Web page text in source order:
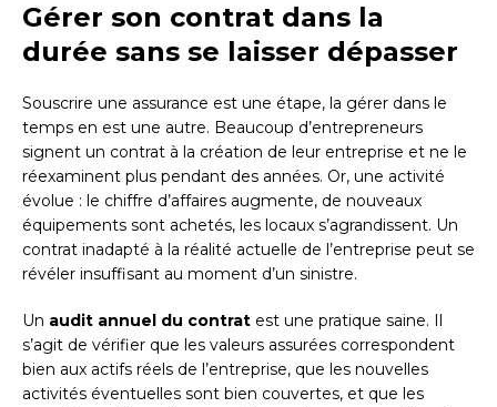
Gérer son contrat dans la
durée sans se laisser dépasser
Souscrire une assurance est une étape, la gérer dans le
temps en est une autre. Beaucoup d’entrepreneurs
signent un contrat à la création de leur entreprise et ne le
réexaminent plus pendant des années. Or, une activité
évolue : le chiffre d’affaires augmente, de nouveaux
équipements sont achetés, les locaux s’agrandissent. Un
contrat inadapté à la réalité actuelle de l’entreprise peut se
révéler insuffisant au moment d’un sinistre.
Un audit annuel du contrat est une pratique saine. Il
s’agit de vérifier que les valeurs assurées correspondent
bien aux actifs réels de l’entreprise, que les nouvelles
activités éventuelles sont bien couvertes, et que les